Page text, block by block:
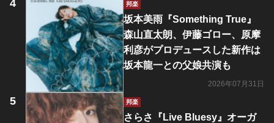
邦楽
坂本美雨『Something True』
森山直太朗、伊藤ゴロー、原摩
利彦がプロデュースした新作は
坂本龍一との父娘共演も
2026年07月31日
邦楽
さらさ『Live Bluesy』オーガ